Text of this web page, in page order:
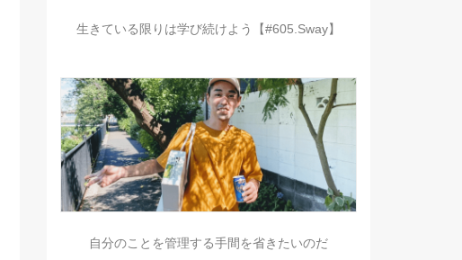
生きている限りは学び続けよう【#605.Sway】
自分のことを管理する手間を省きたいのだ